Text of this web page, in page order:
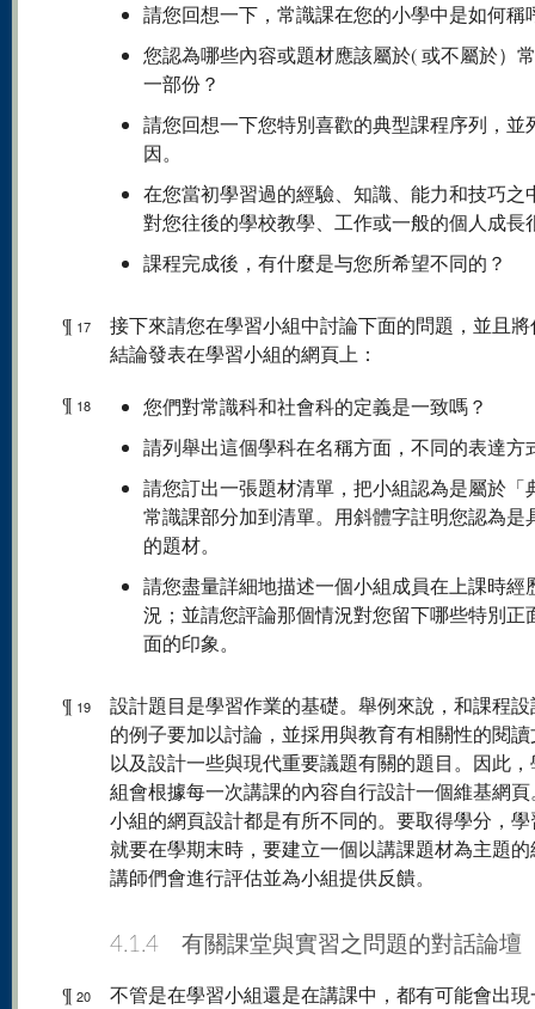
請您回想一下，常識課在您的小學中是如何稱
您認為哪些內容或題材應該屬於( 或不屬於）
一部份？
請您回想一下您特別喜歡的典型課程序列，並
因。
在您當初學習過的經驗、知識、能力和技巧之
對您往後的學校教學、工作或一般的個人成長
課程完成後，有什麼是与您所希望不同的？
¶ 17
接下來請您在學習小組中討論下面的問題，並且
結論發表在學習小組的網頁上：
¶ 18
您們對常識科和社會科的定義是一致嗎？
請列舉出這個學科在名稱方面，不同的表達方
請您訂出一張題材清單，把小組認為是屬於「
常識課部分加到清單。用斜體字註明您認為是
的題材。
請您盡量詳細地描述一個小組成員在上課時經
況；並請您評論那個情況對您留下哪些特別正
面的印象。
¶ 19
設計題目是學習作業的基礎。舉例來說，和課程
的例子要加以討論，並採用與教育有相關性的閱
以及設計一些與現代重要議題有關的題目。因此
組會根據每一次講課的內容自行設計一個維基網
小組的網頁設計都是有所不同的。要取得學分，
就要在學期末時，要建立一個以講課題材為主題
講師們會進行評估並為小組提供反饋。
4.1.4 有關課堂與實習之問題的對話論壇
¶ 20
不管是在學習小組還是在講課中，都有可能會出